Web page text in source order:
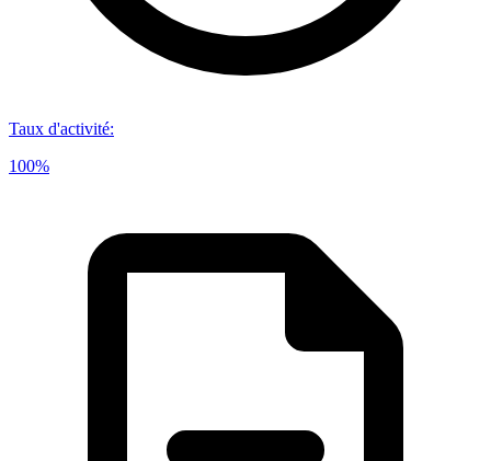
Taux d'activité:
100%